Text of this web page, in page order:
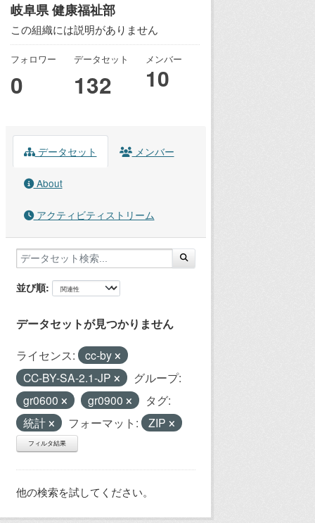
岐阜県 健康福祉部
この組織には説明がありません
フォロワー
0
データセット
132
メンバー
10
データセット メンバー
About
アクティビティストリーム
並び順
データセットが見つかりません
ライセンス:
cc-by
CC-BY-SA-2.1-JP
グループ:
gr0600
gr0900
タグ:
統計
フォーマット: ZIP
フィルタ結果
他の検索を試してください。